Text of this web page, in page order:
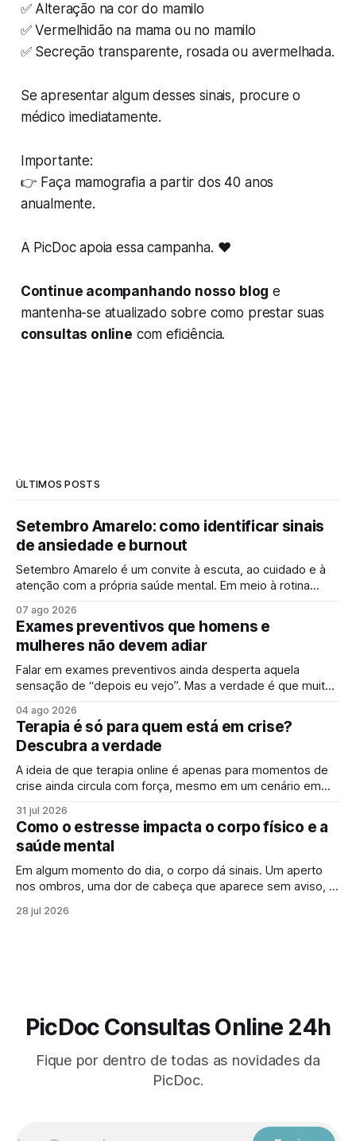
✅ Alteração na cor do mamilo
✅ Vermelhidão na mama ou no mamilo
✅ Secreção transparente, rosada ou avermelhada.
Se apresentar algum desses sinais, procure o
médico imediatamente.
Importante:
👉 Faça mamografia a partir dos 40 anos
anualmente.
A PicDoc apoia essa campanha. ❤️
Continue acompanhando nosso blog e
mantenha-se atualizado sobre como prestar suas
consultas online com eficiência.
ÚLTIMOS POSTS
Setembro Amarelo: como identificar sinais
de ansiedade e burnout
Setembro Amarelo é um convite à escuta, ao cuidado e à
atenção com a própria saúde mental. Em meio à rotina
de ansiedade e sinais de esgotamento sem perceber que
algo já não vai bem. A campanha surge justamente para
ampliar esse olhar,
07 ago 2026
Exames preventivos que homens e
mulheres não devem adiar
Falar em exames preventivos ainda desperta aquela
sensação de “depois eu vejo”. Mas a verdade é que muitas
evidente. É justamente por isso que o check-up e o
acompanhamento periódico ganham cada vez mais
espaço: identificar alterações antes dos sintomas
aparecerem
04 ago 2026
Terapia é só para quem está em crise?
Descubra a verdade
A ideia de que terapia online é apenas para momentos de
crise ainda circula com força, mesmo em um cenário em
Para muita gente, buscar um psicólogo online parece um
sinal de que “algo saiu do controle”. Mas essa percepção,
31 jul 2026
Como o estresse impacta o corpo físico e a
saúde mental
Em algum momento do dia, o corpo dá sinais. Um aperto
nos ombros, uma dor de cabeça que aparece sem aviso, o
Muitas vezes, esses sintomas parecem isolados, mas
28 jul 2026
PicDoc Consultas Online 24h
Fique por dentro de todas as novidades da
PicDoc.